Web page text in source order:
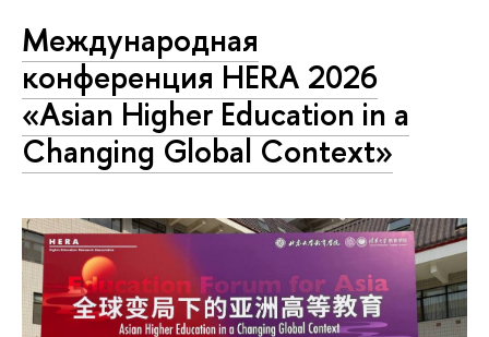
Международная
конференция HERA 2026
«Asian Higher Education in a
Changing Global Context»